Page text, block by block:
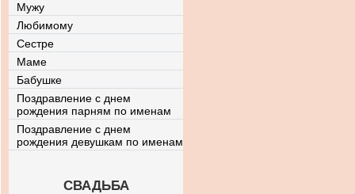
Мужу
Любимому
Сестре
Маме
Бабушке
Поздравление с днем
рождения парням по именам
Поздравление с днем
рождения девушкам по именам
СВАДЬБА